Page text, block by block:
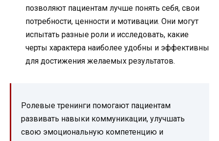
позволяют пациентам лучше понять себя, свои
потребности, ценности и мотивации. Они могут
испытать разные роли и исследовать, какие
черты характера наиболее удобны и эффективны
для достижения желаемых результатов.
Ролевые тренинги помогают пациентам
развивать навыки коммуникации, улучшать
свою эмоциональную компетенцию и